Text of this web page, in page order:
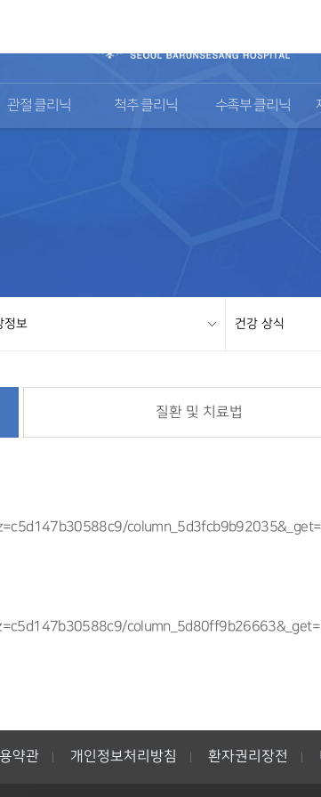
관절 클리닉 척추 클리닉 수족부 클리닉
정보 건강 상식
질환 및 치료법
약관 개인정보처리방침 환자권리장전